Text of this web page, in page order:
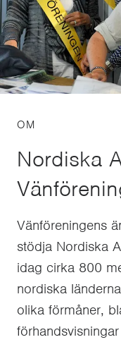
OM
Nordiska
Vänföreningens
stödja Nordiska
idag cirka 800
nordiska
olika förmåner,